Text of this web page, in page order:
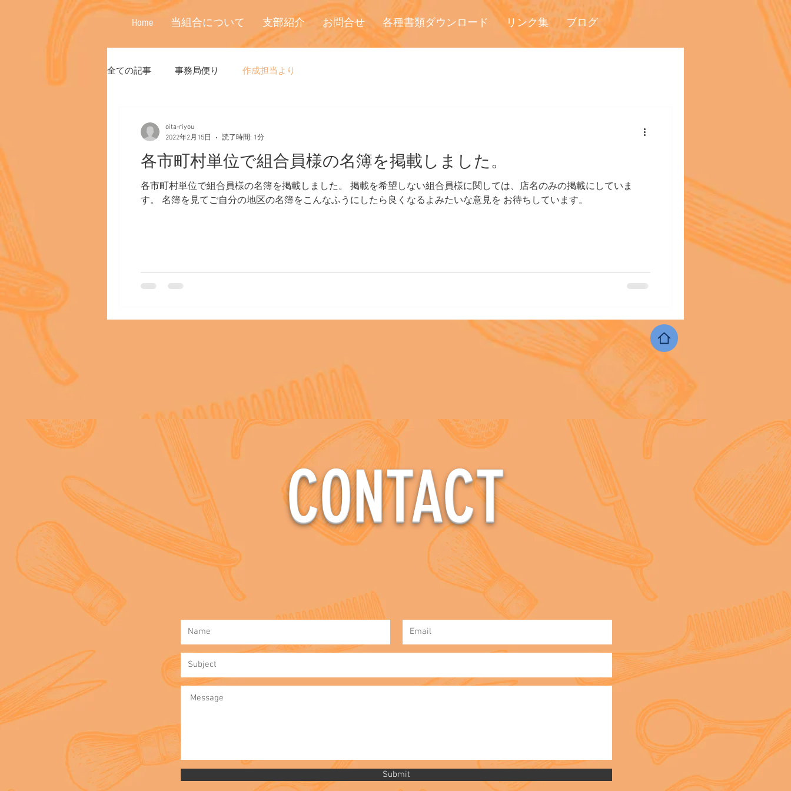
Home 当組合について 支部紹介 お問合せ 各種書類ダウンロード リンク集 ブログ
全ての記事 事務局便り 作成担当より
各市町村単位で組合員様の名簿を掲載しました。
各市町村単位で組合員様の名簿を掲載しました。 掲載を希望しない組合員様に関しては、店名のみの掲載にしていま
す。 名簿を見てご自分の地区の名簿をこんなふうにしたら良くなるよみたいな意見を お待ちしています。
oita-riyou
2022年2月15日
読了時間: 1分
AII RIGHT RESAVED OITA-RIYOU ASSOCIAITON
CONTACT
Submit